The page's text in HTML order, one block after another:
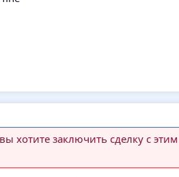
хотите заключить сделку с